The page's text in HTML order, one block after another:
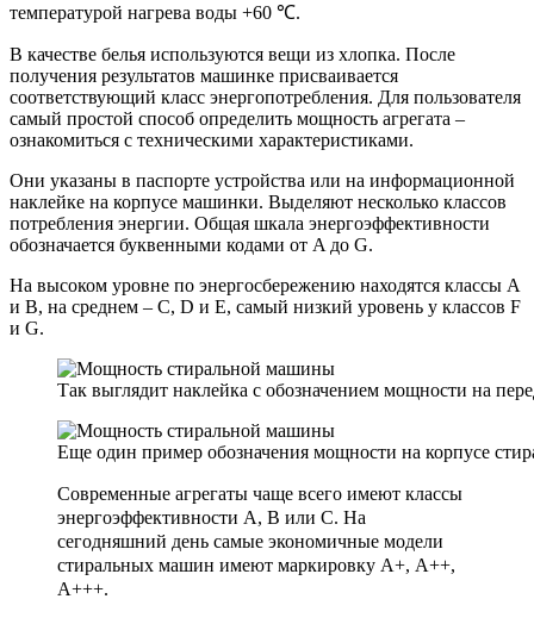
температурой нагрева воды +60 ℃.
В качестве белья используются вещи из хлопка. После
получения результатов машинке присваивается
соответствующий класс энергопотребления. Для пользователя
самый простой способ определить мощность агрегата –
ознакомиться с техническими характеристиками.
Они указаны в паспорте устройства или на информационной
наклейке на корпусе машинки. Выделяют несколько классов
потребления энергии. Общая шкала энергоэффективности
обозначается буквенными кодами от A до G.
На высоком уровне по энергосбережению находятся классы А
и В, на среднем – C, D и E, самый низкий уровень у классов F
и G.
Так выглядит наклейка с обозначением мощности на
Еще один пример обозначения мощности на корпусе
Современные агрегаты чаще всего имеют классы
энергоэффективности A, B или C. На
сегодняшний день самые экономичные модели
стиральных машин имеют маркировку А+, А++,
А+++.